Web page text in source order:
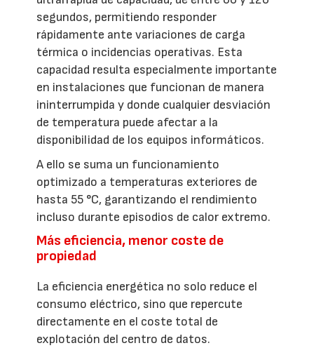
segundos, permitiendo responder
rápidamente ante variaciones de carga
térmica o incidencias operativas. Esta
capacidad resulta especialmente importante
en instalaciones que funcionan de manera
ininterrumpida y donde cualquier desviación
de temperatura puede afectar a la
disponibilidad de los equipos informáticos.
A ello se suma un funcionamiento
optimizado a temperaturas exteriores de
hasta 55 °C, garantizando el rendimiento
incluso durante episodios de calor extremo.
Más eficiencia, menor coste de
propiedad
La eficiencia energética no solo reduce el
consumo eléctrico, sino que repercute
directamente en el coste total de
explotación del centro de datos.